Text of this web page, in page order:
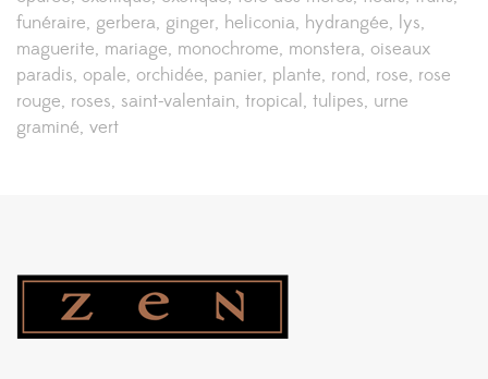
funéraire gerbera ginger heliconia hydrangée lys
maguerite mariage monochrome monstera oiseaux
paradis opale orchidée panier plante rond rose rose
rouge roses saint-valentain tropical tulipes urne
graminé vert